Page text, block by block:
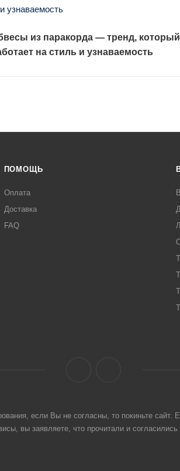
из паракорда — тренд, который
на стиль и узнаваемость
ПОМОЩЬ
Оплата
Доставка
FAQ
если Вы не согласны, то покиньте
вы заявляете, что прочитали и